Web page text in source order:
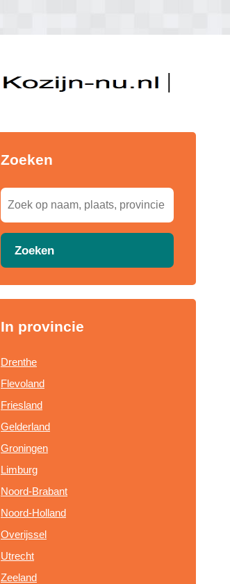
Zoeken
Zoeken
In provincie
Drenthe
Flevoland
Friesland
Gelderland
Groningen
Limburg
Noord-Brabant
Noord-Holland
Overijssel
Utrecht
Zeeland